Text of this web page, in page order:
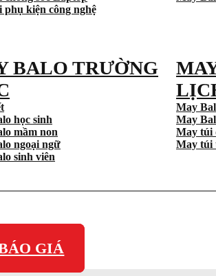
phụ kiện công nghệ
BALO TRƯỜNG
học sinh
mầm non
ngoại ngữ
sinh viên
May
May
May túi
May túi
GIÁ